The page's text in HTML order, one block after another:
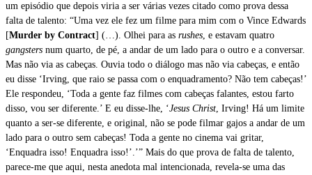
um episódio que depois viria a ser várias vezes citado como prova dessa
falta de talento: “Uma vez ele fez um filme para mim com o Vince Edwards
[Murder by Contract] (…). Olhei para as rushes , e estavam quatro
gangsters num quarto, de pé, a andar de um lado para o outro e a conversar.
Mas não via as cabeças. Ouvia todo o diálogo mas não via cabeças, e então
eu disse ‘Irving, que raio se passa com o enquadramento? Não tem cabeças!’
Ele respondeu, ‘Toda a gente faz filmes com cabeças falantes, estou farto
disso, vou ser diferente.’ E eu disse-lhe, ‘Jesus Christ , Irving! Há um limite
quanto a ser-se diferente, e original, não se pode filmar gajos a andar de um
lado para o outro sem cabeças! Toda a gente no cinema vai gritar,
‘Enquadra isso! Enquadra isso!’.’” Mais do que prova de falta de talento,
parece-me que aqui, nesta anedota mal intencionada, revela-se uma das